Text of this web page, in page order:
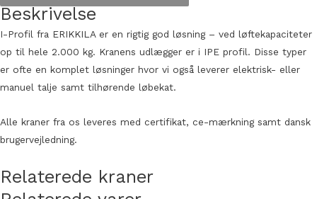
Beskrivelse
I-Profil fra ERIKKILA er en rigtig god løsning – ved løftekapaciteter
op til hele 2.000 kg. Kranens udlægger er i IPE profil. Disse typer
er ofte en komplet løsninger hvor vi også leverer elektrisk- eller
manuel talje samt tilhørende løbekat.
Alle kraner fra os leveres med certifikat, ce-mærkning samt dansk
brugervejledning.
Relaterede kraner